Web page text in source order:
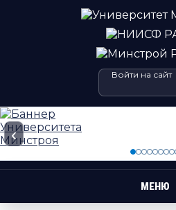
Войти на сайт
‹
МЕНЮ